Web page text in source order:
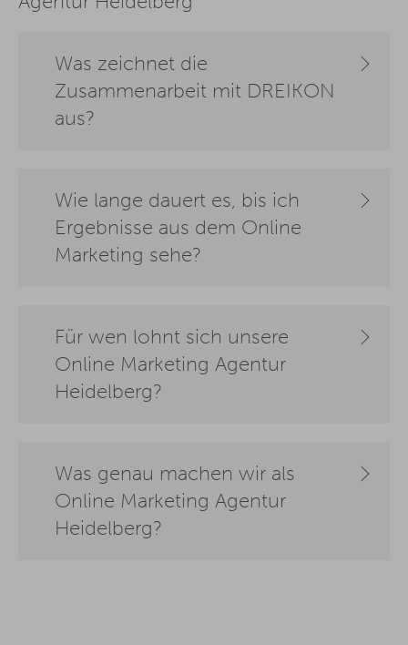
Was zeichnet die
Zusammenarbeit mit DREIKON
aus?
Wie lange dauert es, bis ich
Ergebnisse aus dem Online
Marketing sehe?
Für wen lohnt sich unsere
Online Marketing Agentur
Heidelberg?
Was genau machen wir als
Online Marketing Agentur
Heidelberg?